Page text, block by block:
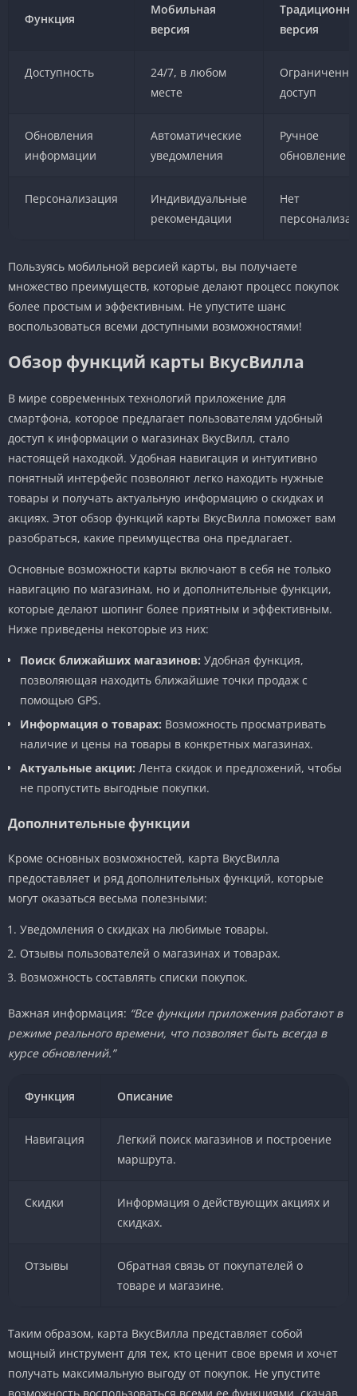
Функция
Мобильная
версия
версия
Доступность
24/7, в любом
месте
доступ
Обновления
информации
Автоматические
уведомления
Ручное
обновление
Персонализация
Индивидуальные
рекомендации
Нет
Пользуясь мобильной версией карты, вы получаете
множество преимуществ, которые делают процесс покупок
более простым и эффективным. Не упустите шанс
воспользоваться всеми доступными возможностями!
Обзор функций карты ВкусВилла
В мире современных технологий приложение для
смартфона, которое предлагает пользователям удобный
доступ к информации о магазинах ВкусВилл, стало
настоящей находкой. Удобная навигация и интуитивно
понятный интерфейс позволяют легко находить нужные
товары и получать актуальную информацию о скидках и
акциях. Этот обзор функций карты ВкусВилла поможет вам
разобраться, какие преимущества она предлагает.
Основные возможности карты включают в себя не только
навигацию по магазинам, но и дополнительные функции,
которые делают шопинг более приятным и эффективным.
Ниже приведены некоторые из них:
Поиск ближайших магазинов: Удобная функция,
позволяющая находить ближайшие точки продаж с
помощью GPS.
Информация о товарах: Возможность просматривать
наличие и цены на товары в конкретных магазинах.
Актуальные акции: Лента скидок и предложений, чтобы
не пропустить выгодные покупки.
Дополнительные функции
Кроме основных возможностей, карта ВкусВилла
предоставляет и ряд дополнительных функций, которые
могут оказаться весьма полезными:
Уведомления о скидках на любимые товары.
Отзывы пользователей о магазинах и товарах.
Возможность составлять списки покупок.
Важная информация: “Все функции приложения работают в
режиме реального времени, что позволяет быть всегда в
курсе обновлений.”
Функция Описание
Навигация
Легкий поиск магазинов и построение
маршрута.
Скидки
Информация о действующих акциях и
скидках.
Отзывы
Обратная связь от покупателей о
товаре и магазине.
Таким образом, карта ВкусВилла представляет собой
мощный инструмент для тех, кто ценит свое время и хочет
получать максимальную выгоду от покупок. Не упустите
возможность воспользоваться всеми ее функциями, скачав